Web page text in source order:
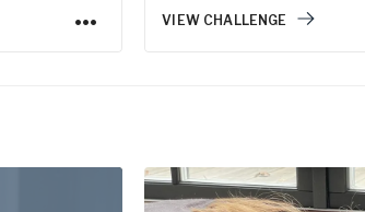
VIEW CHALLENGE